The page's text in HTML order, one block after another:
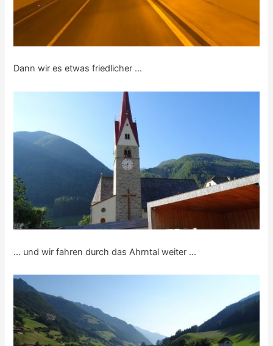
Dann wir es etwas friedlicher …
… und wir fahren durch das Ahrntal weiter …